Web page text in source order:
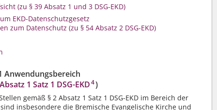
(zu § 39 Absatz 1 und 3 DSG-EKD)
EKD-Datenschutzgesetz
zum Datenschutz (zu § 54 Absatz 2 DSG-EKD)
Anwendungsbereich
1 Satz 1 DSG-EKD4)
gemäß § 2 Absatz 1 Satz 1 DSG-EKD im Bereich der
insbesondere die Bremische Evangelische Kirche und